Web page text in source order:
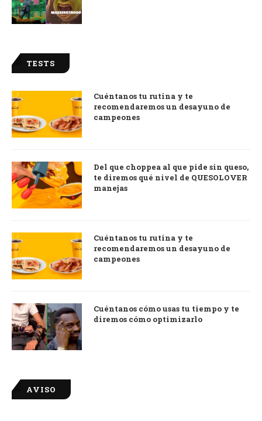
TESTS
Cuéntanos tu rutina y te
recomendaremos un desayuno de
campeones
Del que choppea al que pide sin queso,
te diremos qué nivel de QUESOLOVER
manejas
Cuéntanos tu rutina y te
recomendaremos un desayuno de
campeones
Cuéntanos cómo usas tu tiempo y te
diremos cómo optimizarlo
AVISO